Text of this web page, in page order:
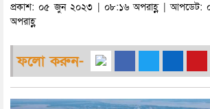
প্রকাশ: ০৫ জুন ২০২৩ | ০৮:১৬ অপরাহ্ণ |
অপরাহ্ণ
ফলো করুন-